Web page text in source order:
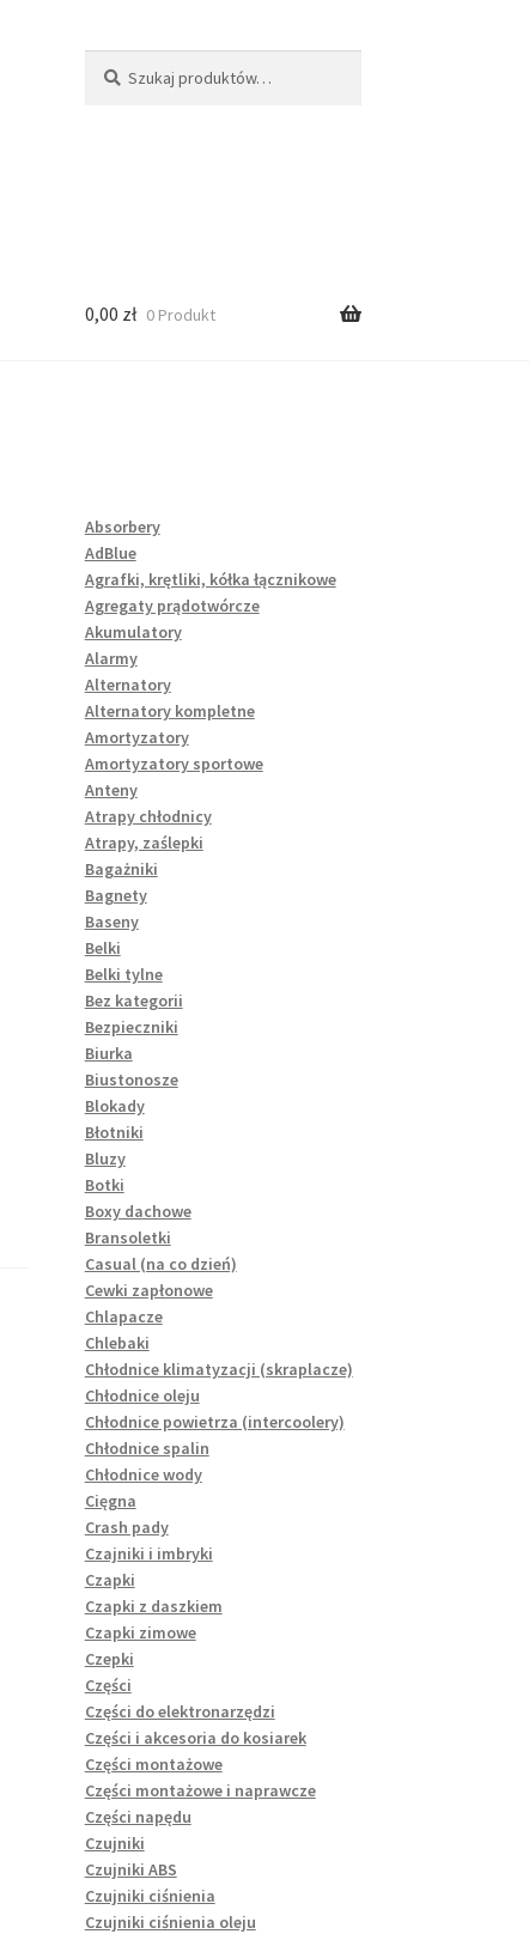
0,00 zł 0 Produkt
Absorbery
AdBlue
Agrafki, krętliki, kółka łącznikowe
Agregaty prądotwórcze
Akumulatory
Alarmy
Alternatory
Alternatory kompletne
Amortyzatory
Amortyzatory sportowe
Anteny
Atrapy chłodnicy
Atrapy, zaślepki
Bagażniki
Bagnety
Baseny
Belki
Belki tylne
Bez kategorii
Bezpieczniki
Biurka
Biustonosze
Blokady
Błotniki
Bluzy
Botki
Boxy dachowe
Bransoletki
Casual (na co dzień)
Cewki zapłonowe
Chlapacze
Chlebaki
Chłodnice klimatyzacji (skraplacze)
Chłodnice oleju
Chłodnice powietrza (intercoolery)
Chłodnice spalin
Chłodnice wody
Cięgna
Crash pady
Czajniki i imbryki
Czapki
Czapki z daszkiem
Czapki zimowe
Czepki
Części
Części do elektronarzędzi
Części i akcesoria do kosiarek
Części montażowe
Części montażowe i naprawcze
Części napędu
Czujniki
Czujniki ABS
Czujniki ciśnienia
Czujniki ciśnienia oleju